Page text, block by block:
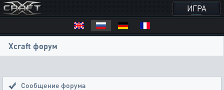
ИГРА
Xcraft форум
Сообщение форума